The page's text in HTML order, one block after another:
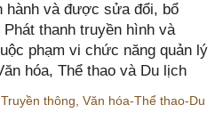
hành và được sửa đổi, bổ
thanh truyền hình và
phạm vi chức năng quản lý
hóa, Thể thao và Du lịch
thông Văn hóa-Thể thao-Du